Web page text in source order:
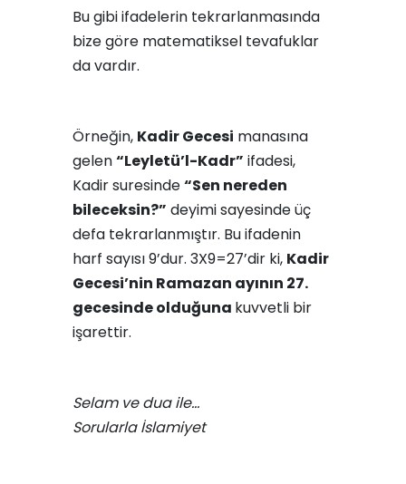
Bu gibi ifadelerin tekrarlanmasında
bize göre matematiksel tevafuklar
da vardır.
Örneğin, Kadir Gecesi manasına
gelen“Leyletü’l-Kadr” ifadesi,
Kadir suresinde“Sen nereden
bileceksin?” deyimi sayesinde üç
defa tekrarlanmıştır. Bu ifadenin
harf sayısı 9’dur. 3X9=27’dir ki, Kadir
Gecesi’nin Ramazan ayının 27.
gecesinde olduğuna kuvvetli bir
işarettir.
Selam ve dua ile…
Sorularla İslamiyet